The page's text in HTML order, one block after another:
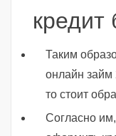
кредит
Таким
онлайн займ
то стоит
Согласно